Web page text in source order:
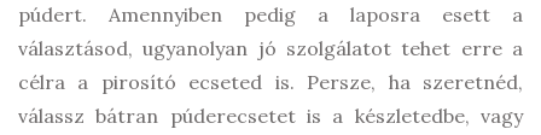
púdert. Amennyiben pedig a laposra esett a
választásod, ugyanolyan jó szolgálatot tehet erre a
célra a pirosító ecseted is. Persze, ha szeretnéd,
válassz bátran púderecsetet is a készletedbe, vagy